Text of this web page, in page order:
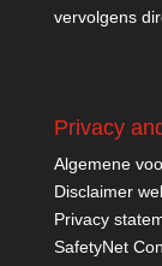
vervolgens
Privacy
Algemene
Disclaimer
Privacy
SafetyNet